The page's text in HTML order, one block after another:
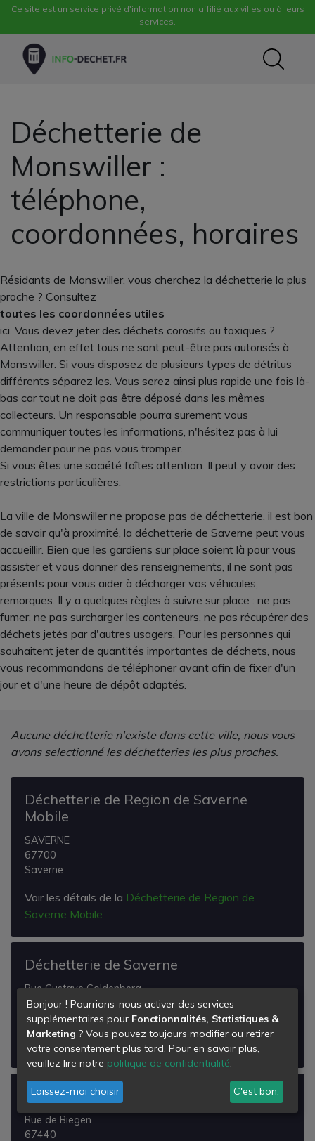
Ce site est un service privé d'information non affilié aux villes ou à leurs
services.
Déchetterie de
Monswiller :
téléphone,
coordonnées, horaires
Résidants de Monswiller, vous cherchez la déchetterie la plus
proche ? Consultez
toutes les coordonnées utiles
ici. Vous devez jeter des déchets corosifs ou toxiques ?
Attention, en effet tous ne sont peut-être pas autorisés à
Monswiller. Si vous disposez de plusieurs types de détritus
différents séparez les. Vous serez ainsi plus rapide une fois là-
bas car tout ne doit pas être déposé dans les mêmes
collecteurs. Un responsable pourra surement vous
communiquer toutes les informations, n'hésitez pas à lui
demander pour ne pas vous tromper.
Si vous êtes une société faîtes attention. Il peut y avoir des
restrictions particulières.
La ville de Monswiller ne propose pas de déchetterie, il est bon
de savoir qu'à proximité, la déchetterie de Saverne peut vous
accueillir. Bien que les gardiens sur place soient là pour vous
assister et vous donner des renseignements, il ne sont pas
présents pour vous aider à décharger vos véhicules,
remorques. Il y a quelques règles à suivre sur place : ne pas
fumer, ne pas surcharger les conteneurs, ne pas récupérer des
déchets jetés par d'autres usagers. Pour les personnes qui
souhaitent jeter de quantités importantes de déchets, nous
vous recommandons de téléphoner avant afin de fixer d'un
jour et d'une heure de dépôt adaptés.
Aucune déchetterie n'existe dans cette ville, nous vous
avons selectionné les déchetteries les plus proches.
Déchetterie de Region de Saverne
Mobile
SAVERNE
67700
Saverne
Voir les détails de la Déchetterie de Region de
Saverne Mobile
Déchetterie de Saverne
Rue Gustave Goldenberg
67700
Saverne
Voir les détails de laDéchetterie de Saverne
Déchetterie Marmoutier
Rue de Biegen
67440
Bonjour ! Pourrions-nous activer des services
supplémentaires pour Fonctionnalités, Statistiques &
Marketing ? Vous pouvez toujours modifier ou retirer
votre consentement plus tard. Pour en savoir plus,
veuillez lire notre politique de confidentialité.
Laissez-moi choisir C'est bon.